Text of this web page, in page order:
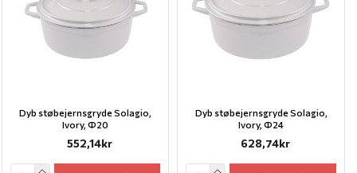
Dyb støbejernsgryde Solagio,
Ivory, Ф20
552,14kr
Dyb støbejernsgryde Solagio,
Ivory, Ф24
628,74kr